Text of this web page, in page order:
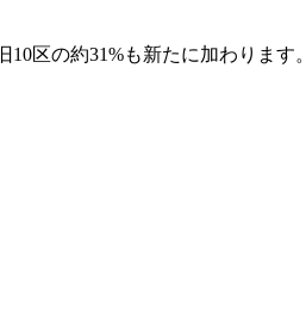
区の約31%も新たに加わります。